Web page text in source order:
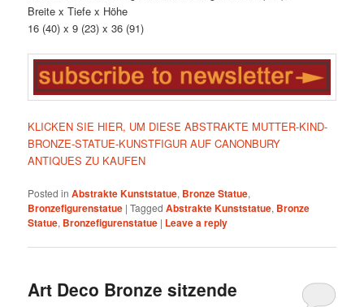
Breite x Tiefe x Höhe
16 (40) x 9 (23) x 36 (91)
KLICKEN SIE HIER, UM DIESE ABSTRAKTE MUTTER-KIND-
BRONZE-STATUE-KUNSTFIGUR AUF CANONBURY
ANTIQUES ZU KAUFEN
Posted in Abstrakte Kunststatue, Bronze Statue,
Bronzefigurenstatue |Tagged Abstrakte Kunststatue, Bronze
Statue, Bronzefigurenstatue | Leave a reply
Art Deco Bronze sitzende